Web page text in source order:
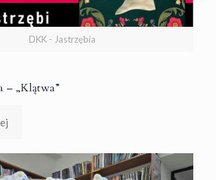
DKK - Jastrzębia
– „Klątwa”